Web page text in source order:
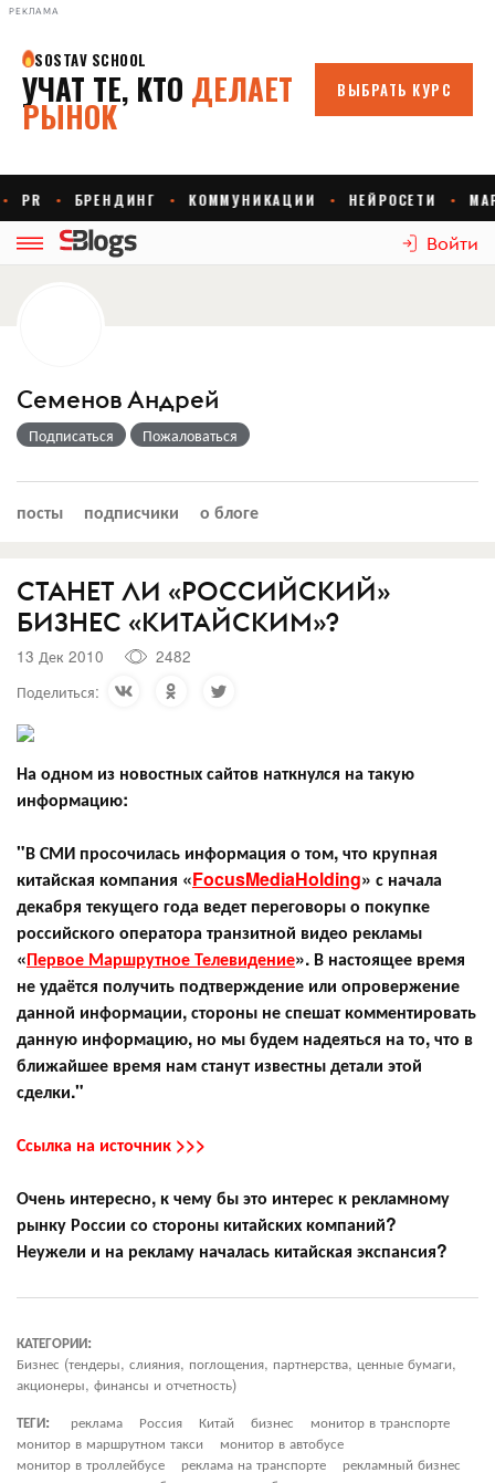
РЕКЛАМА
Войти
Семенов Андрей
Подписаться Пожаловаться
посты подписчики о блоге
СТАНЕТ ЛИ «РОССИЙСКИЙ»
БИЗНЕС «КИТАЙСКИМ»?
13 Дек 2010
2482
Поделиться:
На одном из новостных сайтов наткнулся на такую
информацию:
"В СМИ просочилась информация о том, что крупная
китайская компания «FocusMediaHolding» с начала
декабря текущего года ведет переговоры о покупке
российского оператора транзитной видео рекламы
«Первое Маршрутное Телевидение». В настоящее время
не удаётся получить подтверждение или опровержение
данной информации, стороны не спешат комментировать
данную информацию, но мы будем надеяться на то, что в
ближайшее время нам станут известны детали этой
сделки."
Ссылка на источник >>>
Очень интересно, к чему бы это интерес к рекламному
рынку России со стороны китайских компаний?
Неужели и на рекламу началась китайская экспансия?
КАТЕГОРИИ:
Бизнес (тендеры, слияния, поглощения, партнерства, ценные бумаги,
акционеры, финансы и отчетность)
ТЕГИ:
реклама Россия Китай бизнес
монитор в транспорте
монитор в маршрутном такси
монитор в автобусе
монитор в троллейбусе
реклама на транспорте
рекламный бизнес